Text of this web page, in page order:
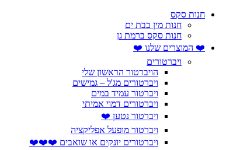
חנות סקס
חנות מין בבת ים
חנות סקס ברמת גן
❤️ המוצרים שלנו ❤️
ויברטורים
הויברטור הראשון שלי
ויברטורים מג'ל – גמישים
ויברטור עמיד במים
ויברטורים דמוי אמיתי
ויברטור נטען ❤️
ויברטור מופעל אפליקציה
ויברטורים יונקים או שואבים ❤️❤️❤️